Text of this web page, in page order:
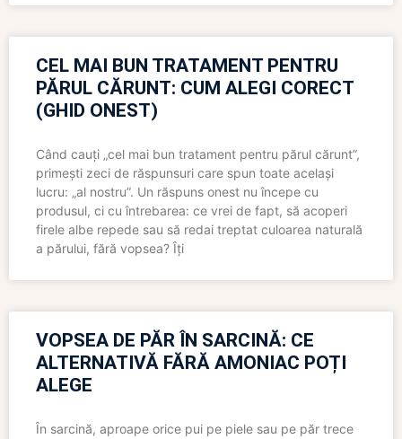
CEL MAI BUN TRATAMENT PENTRU
PĂRUL CĂRUNT: CUM ALEGI CORECT
(GHID ONEST)
Când cauți „cel mai bun tratament pentru părul cărunt”,
primești zeci de răspunsuri care spun toate același
lucru: „al nostru”. Un răspuns onest nu începe cu
produsul, ci cu întrebarea: ce vrei de fapt, să acoperi
firele albe repede sau să redai treptat culoarea naturală
a părului, fără vopsea? Îți
VOPSEA DE PĂR ÎN SARCINĂ: CE
ALTERNATIVĂ FĂRĂ AMONIAC POȚI
ALEGE
În sarcină, aproape orice pui pe piele sau pe păr trece